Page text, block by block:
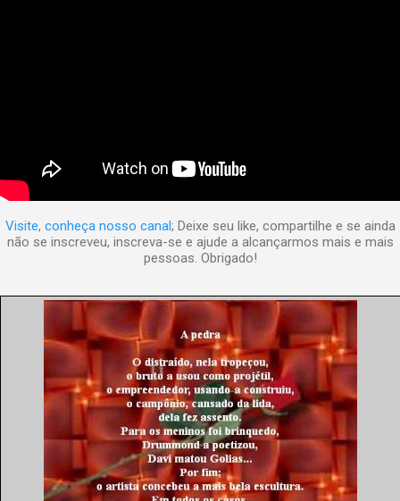
Visite, conheça nosso canal; Deixe seu like, compartilhe e se ainda
não se inscreveu, inscreva-se e ajude a alcançarmos mais e mais
pessoas. Obrigado!